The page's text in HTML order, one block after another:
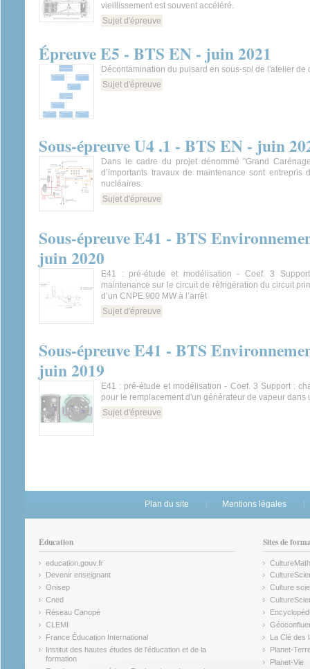
vieillissement est souvent accéléré.
Sujet d'épreuve
Épreuve E5 - BTS EN - juin 2021
Décontamination du puisard en sous-sol de l'atelier de
Sujet d'épreuve
Sous-épreuve U4 .1 - BTS EN - juin
Dans le cadre du projet dénommé "Grand
d’importants travaux de maintenance sont entrepris
nucléaires.
Sujet d'épreuve
Sous-épreuve E41 - BTS
juin 2020
E41 : pré-étude et modélisation - Coef. 3
maintenance sur le circuit de réfrigération du circuit
d’un CNPE 900 MW à l’arrêt
Sujet d'épreuve
Sous-épreuve E41 - BTS
juin 2019
E41 : pré-étude et modélisation - Coef. 3 Support :
pour le remplacement d'un générateur de vapeur dans
Sujet d'épreuve
Plan du site Mentions légales
Éducation
education.gouv.fr
(link is external)
Devenir enseignant
(link is external)
Onisep
(link is external)
Cned
(link is external)
Réseau Canopé
(link is external)
CLEMI
(link is external)
France Éducation International
(link is external)
Institut des hautes études de l'éducation et de la
formation
Sites de
CultureMath
(link is
(link is
Culture
(link is
(link is
(link is
La Clé des
(link is
Planet-
(link is
Planet-Vie